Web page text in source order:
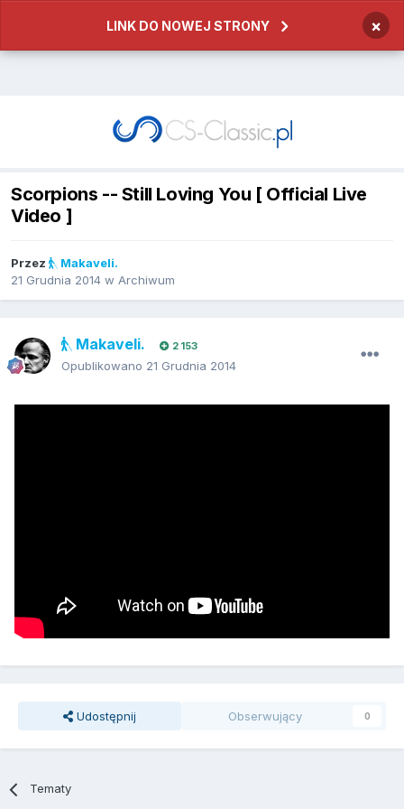
LINK DO NOWEJ STRONY ×
Scorpions -- Still Loving You [ Official Live
Video ]
Przez
Makaveli.
21 Grudnia 2014 w Archiwum
Makaveli. 2 153
Opublikowano 21 Grudnia 2014
Udostępnij Obserwujący 0
Tematy